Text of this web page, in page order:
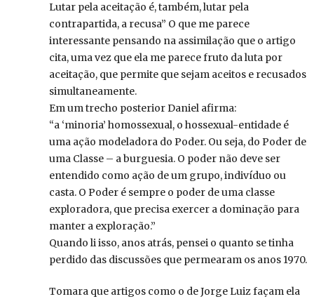
Lutar pela aceitação é, também, lutar pela
contrapartida, a recusa” O que me parece
interessante pensando na assimilação que o artigo
cita, uma vez que ela me parece fruto da luta por
aceitação, que permite que sejam aceitos e recusados
simultaneamente.
Em um trecho posterior Daniel afirma:
“a ‘minoria’ homossexual, o hossexual-entidade é
uma ação modeladora do Poder. Ou seja, do Poder de
uma Classe – a burguesia. O poder não deve ser
entendido como ação de um grupo, indivíduo ou
casta. O Poder é sempre o poder de uma classe
exploradora, que precisa exercer a dominação para
manter a exploração.”
Quando li isso, anos atrás, pensei o quanto se tinha
perdido das discussões que permearam os anos 1970.
Tomara que artigos como o de Jorge Luiz façam ela